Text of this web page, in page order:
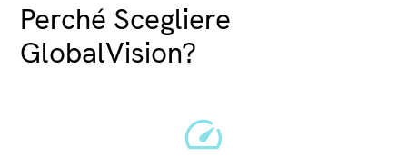
Perché Scegliere
GlobalVision?